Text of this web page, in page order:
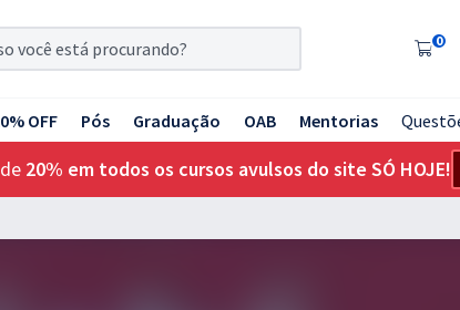
0
OFF Pós Graduação OAB Mentorias
20% em todos os cursos avulsos do site SÓ HOJE!